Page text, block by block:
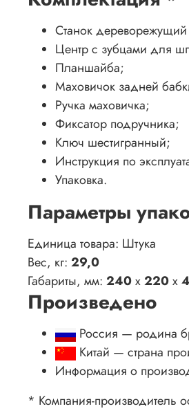
Станок
Центр с зубцами для
Планшайба;
Маховичок задней
Ручка маховичка;
Фиксатор подручника;
Ключ шестигранный;
Инструкция по
Упаковка.
Параметры
Единица товара: Штука
Вес, кг: 29,0
Габариты, мм: 240x220x
Произведено
Россия — родина
Китай — страна
Информация о
* Компания-производитель